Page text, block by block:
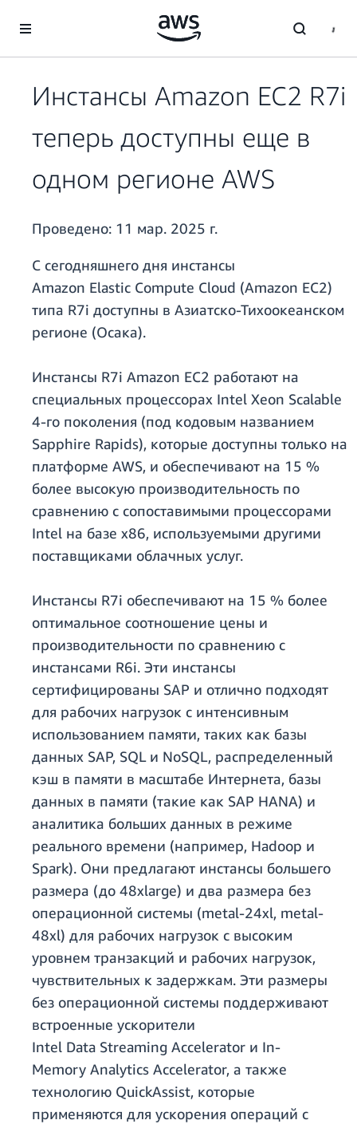
Перейти к главному контенту
Инстансы Amazon EC2 R7i
теперь доступны еще в
одном регионе AWS
Проведено: 11 мар. 2025 г.
С сегодняшнего дня инстансы
Amazon Elastic Compute Cloud (Amazon EC2)
типа R7i доступны в Азиатско-Тихоокеанском
регионе (Осака).
Инстансы R7i Amazon EC2 работают на
специальных процессорах Intel Xeon Scalable
4-го поколения (под кодовым названием
Sapphire Rapids), которые доступны только на
платформе AWS, и обеспечивают на 15 %
более высокую производительность по
сравнению с сопоставимыми процессорами
Intel на базе x86, используемыми другими
поставщиками облачных услуг.
Инстансы R7i обеспечивают на 15 % более
оптимальное соотношение цены и
производительности по сравнению с
инстансами R6i. Эти инстансы
сертифицированы SAP и отлично подходят
для рабочих нагрузок с интенсивным
использованием памяти, таких как базы
данных SAP, SQL и NoSQL, распределенный
кэш в памяти в масштабе Интернета, базы
данных в памяти (такие как SAP HANA) и
аналитика больших данных в режиме
реального времени (например, Hadoop и
Spark). Они предлагают инстансы большего
размера (до 48xlarge) и два размера без
операционной системы (metal-24xl, metal-
48xl) для рабочих нагрузок с высоким
уровнем транзакций и рабочих нагрузок,
чувствительных к задержкам. Эти размеры
без операционной системы поддерживают
встроенные ускорители
Intel Data Streaming Accelerator и In-
Memory Analytics Accelerator, а также
технологию QuickAssist, которые
применяются для ускорения операций с